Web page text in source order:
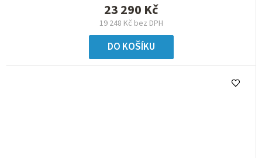
19 248 Kč bez DPH
23 290 Kč
DO KOŠÍKU